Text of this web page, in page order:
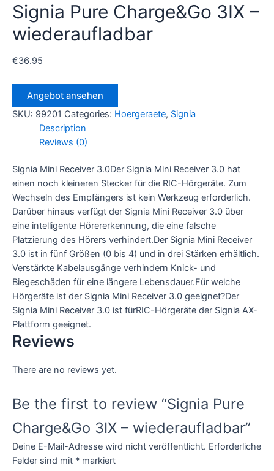
Signia Pure Charge&Go 3IX –
wiederaufladbar
€36.95
Angebot ansehen
SKU: 99201 Categories: Hoergeraete, Signia
Description
Reviews (0)
Signia Mini Receiver 3.0Der Signia Mini Receiver 3.0 hat
einen noch kleineren Stecker für die RIC-Hörgeräte. Zum
Wechseln des Empfängers ist kein Werkzeug erforderlich.
Darüber hinaus verfügt der Signia Mini Receiver 3.0 über
eine intelligente Hörererkennung, die eine falsche
Platzierung des Hörers verhindert.Der Signia Mini Receiver
3.0 ist in fünf Größen (0 bis 4) und in drei Stärken erhältlich.
Verstärkte Kabelausgänge verhindern Knick- und
Biegeschäden für eine längere Lebensdauer.Für welche
Hörgeräte ist der Signia Mini Receiver 3.0 geeignet?Der
Signia Mini Receiver 3.0 ist fürRIC-Hörgeräte der Signia AX-
Plattform geeignet.
Reviews
There are no reviews yet.
Be the first to review “Signia Pure
Charge&Go 3IX – wiederaufladbar”
Deine E-Mail-Adresse wird nicht veröffentlicht. Erforderliche
Felder sind mit * markiert